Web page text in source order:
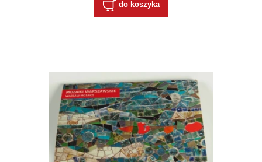
do koszyka